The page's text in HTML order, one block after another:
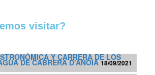
visitar?
Y CARRERA DE LOS
DE CABRERA D’ANOIA 18/09/2021